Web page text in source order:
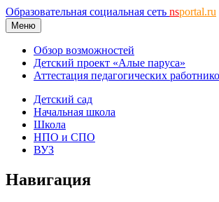
Образовательная социальная сеть nsportal.ru
Меню
Обзор возможностей
Детский проект «Алые паруса»
Аттестация педагогических
Детский сад
Начальная школа
Школа
НПО и СПО
ВУЗ
Навигация